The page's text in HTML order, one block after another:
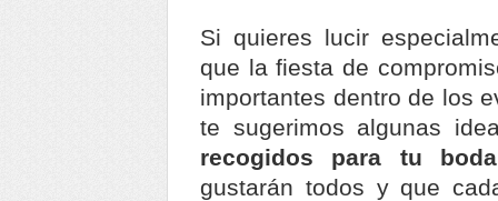
Si quieres lucir
que la fiesta de
importantes dentro de los
te sugerimos algunas
recogidos para tu
gustarán todos y que